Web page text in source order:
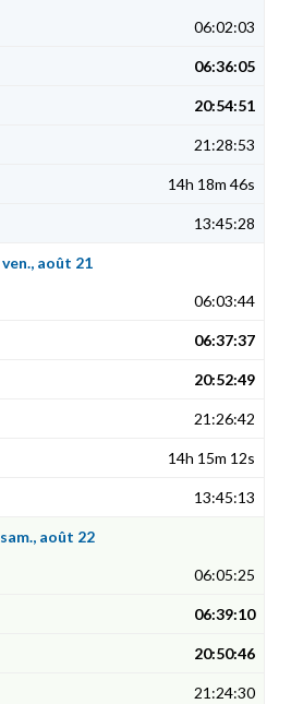
06:02:03
06:36:05
20:54:51
21:28:53
14h 18m 46s
13:45:28
ven., août 21
06:03:44
06:37:37
20:52:49
21:26:42
14h 15m 12s
13:45:13
sam., août 22
06:05:25
06:39:10
20:50:46
21:24:30